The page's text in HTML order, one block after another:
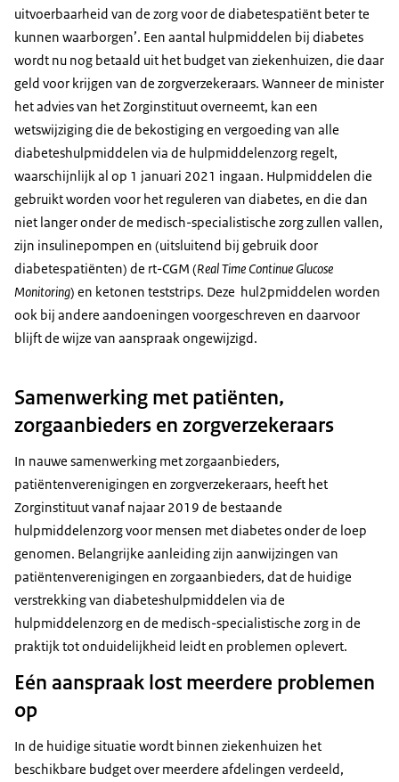
uitvoerbaarheid van de zorg voor de diabetespatiënt beter te
kunnen waarborgen’. Een aantal hulpmiddelen bij diabetes
wordt nu nog betaald uit het budget van ziekenhuizen, die daar
geld voor krijgen van de zorgverzekeraars. Wanneer de minister
het advies van het Zorginstituut overneemt, kan een
wetswijziging die de bekostiging en vergoeding van alle
diabeteshulpmiddelen via de hulpmiddelenzorg regelt,
waarschijnlijk al op 1 januari 2021 ingaan. Hulpmiddelen die
gebruikt worden voor het reguleren van diabetes, en die dan
niet langer onder de medisch-specialistische zorg zullen vallen,
zijn insulinepompen en (uitsluitend bij gebruik door
diabetespatiënten) de rt-CGM (Real Time Continue Glucose
Monitoring) en ketonen teststrips. Deze hul2pmiddelen worden
ook bij andere aandoeningen voorgeschreven en daarvoor
blijft de wijze van aanspraak ongewijzigd.
Samenwerking met patiënten,
zorgaanbieders en zorgverzekeraars
In nauwe samenwerking met zorgaanbieders,
patiëntenverenigingen en zorgverzekeraars, heeft het
Zorginstituut vanaf najaar 2019 de bestaande
hulpmiddelenzorg voor mensen met diabetes onder de loep
genomen. Belangrijke aanleiding zijn aanwijzingen van
patiëntenverenigingen en zorgaanbieders, dat de huidige
verstrekking van diabeteshulpmiddelen via de
hulpmiddelenzorg en de medisch-specialistische zorg in de
praktijk tot onduidelijkheid leidt en problemen oplevert.
Eén aanspraak lost meerdere problemen
op
In de huidige situatie wordt binnen ziekenhuizen het
beschikbare budget over meerdere afdelingen verdeeld,